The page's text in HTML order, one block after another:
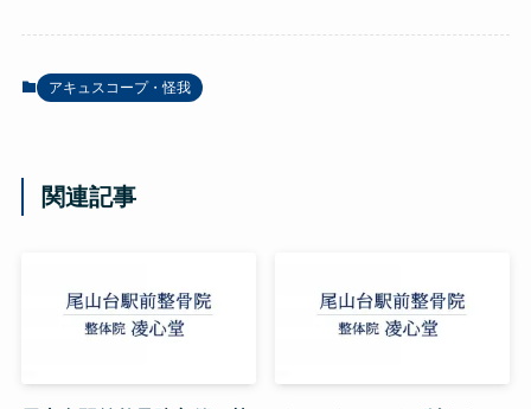
アキュスコープ・怪我
関連記事